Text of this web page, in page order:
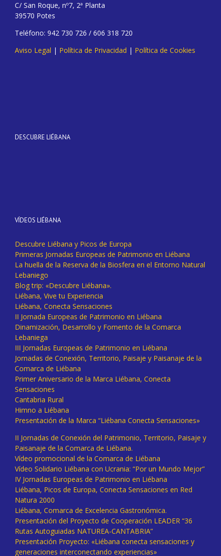
C/ San Roque, nº7, 2ª Planta
39570 Potes
Teléfono: 942 730 726 / 606 318 720
Aviso Legal | Política de Privacidad | Política de Cookies
DESCUBRE LIÉBANA
VÍDEOS LIÉBANA
Descubre Liébana y Picos de Europa
Primeras Jornadas Europeas de Patrimonio en Liébana
La huella de la Reserva de la Biosfera en el Entorno Natural
Lebaniego
Blog trip: «Descubre Liébana».
Liébana, Vive tu Experiencia
Liébana, Conecta Sensaciones
II Jornada Europeas de Patrimonio en Liébana
Dinamización, Desarrollo y Fomento de la Comarca
Lebaniega
III Jornadas Europeas de Patrimonio en Liébana
Jornadas de Conexión, Territorio, Paisaje y Paisanaje de la
Comarca de Liébana
Primer Aniversario de la Marca Liébana, Conecta
Sensaciones
Cantabria Rural
Himno a Liébana
Presentación de la Marca “Liébana Conecta Sensaciones»
II Jornadas de Conexión del Patrimonio, Territorio, Paisaje y
Paisanaje de la Comarca de Liébana.
Vídeo promocional de la Comarca de Liébana
Vídeo Solidario Liébana con Ucrania: “Por un Mundo Mejor”
IV Jornadas Europeas de Patrimonio en Liébana
Liébana, Picos de Europa, Conecta Sensaciones en Red
Natura 2000
Liébana, Comarca de Excelencia Gastronómica.
Presentación del Proyecto de Cooperación LEADER “36
Rutas Autoguiadas NATUREA-CANTABRIA”
Presentación Proyecto: «Liébana conecta sensaciones y
generaciones interconectando experiencias»